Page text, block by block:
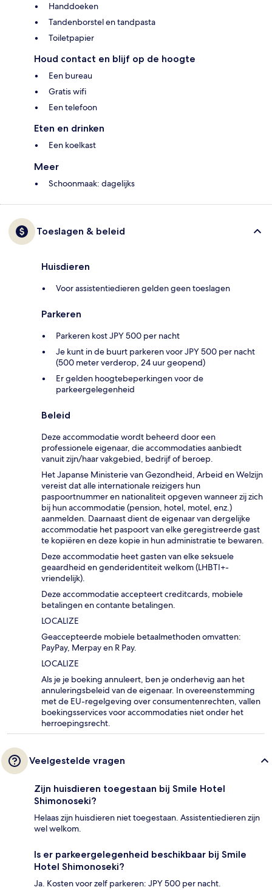
Handdoeken
Tandenborstel en tandpasta
Toiletpapier
Houd contact en blijf op de hoogte
Een bureau
Gratis wifi
Een telefoon
Eten en drinken
Een koelkast
Meer
Schoonmaak: dagelijks
Toeslagen & beleid
Huisdieren
Voor assistentiedieren gelden geen toeslagen
Parkeren
Parkeren kost JPY 500 per nacht
Je kunt in de buurt parkeren voor JPY 500 per nacht
(500 meter verderop, 24 uur geopend)
Er gelden hoogtebeperkingen voor de
parkeergelegenheid
Beleid
Deze accommodatie wordt beheerd door een
professionele eigenaar, die accommodaties aanbiedt
vanuit zijn/haar vakgebied, bedrijf of beroep.
Het Japanse Ministerie van Gezondheid, Arbeid en Welzijn
vereist dat alle internationale reizigers hun
paspoortnummer en nationaliteit opgeven wanneer zij zich
bij hun accommodatie (pension, hotel, motel, enz.)
aanmelden. Daarnaast dient de eigenaar van dergelijke
accommodatie het paspoort van elke geregistreerde gast
te kopiëren en deze kopie in hun administratie te bewaren.
Deze accommodatie heet gasten van elke seksuele
geaardheid en genderidentiteit welkom (LHBTI+-
vriendelijk).
Deze accommodatie accepteert creditcards, mobiele
betalingen en contante betalingen.
LOCALIZE
Geaccepteerde mobiele betaalmethoden omvatten:
PayPay, Merpay en R Pay.
LOCALIZE
Als je je boeking annuleert, ben je onderhevig aan het
annuleringsbeleid van de eigenaar. In overeenstemming
met de EU-regelgeving over consumentenrechten, vallen
boekingsservices voor accommodaties niet onder het
herroepingsrecht.
Veelgestelde vragen
Zijn huisdieren toegestaan bij Smile Hotel
Shimonoseki?
Helaas zijn huisdieren niet toegestaan. Assistentiedieren zijn
wel welkom.
Is er parkeergelegenheid beschikbaar bij Smile
Hotel Shimonoseki?
Ja. Kosten voor zelf parkeren: JPY 500 per nacht.